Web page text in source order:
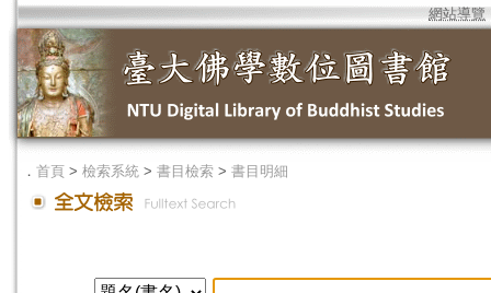
網站導覽
． 首頁 > 檢索系統 > 書目檢索 > 書目明細